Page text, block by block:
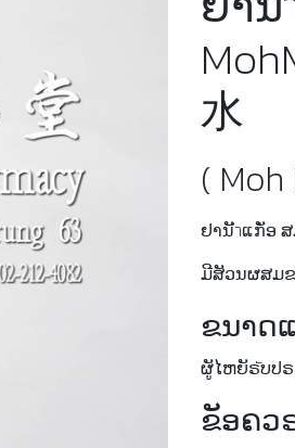
水
(
ຢານັำແກັ່ອ
ມີສັວນຜສມຂ
ຂນາດ
ຜູັໄຫຍັຣัບປຣ
ຂັອຄວ